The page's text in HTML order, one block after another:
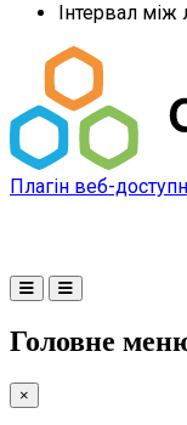
Інтервал між
Плагін веб-
Головне
×